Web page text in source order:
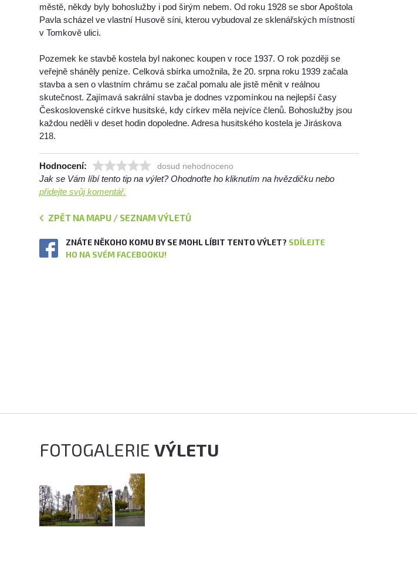
městě, někdy byly bohoslužby i pod širým nebem. Od roku 1928 se sbor Apoštola
Pavla scházel ve vlastní Husově síni, kterou vybudoval ze sklenářských místností
v Tomkově ulici.
Pozemek ke stavbě kostela byl nakonec koupen v roce 1937. O rok později se
veřejně sháněly peníze. Celková sbírka umožnila, že 20. srpna roku 1939 začala
stavba a sen o vlastním chrámu se začal pomalu ale jistě měnit v reálnou
skutečnost. Zajímavá sakrální stavba je dodnes vzpomínkou na nejlepší časy
Československé církve husitské, kdy církev měla nejvíce členů. Bohoslužby jsou
každou neděli v deset hodin dopoledne. Adresa husitského kostela je Jiráskova
218.
Hodnocení: dosud nehodnoceno
Jak se Vám líbí tento tip na výlet? Ohodnoťte ho kliknutím na hvězdičku nebo
přidejte svůj komentář.
ZPĚT NA MAPU / SEZNAM VÝLETŮ
ZNÁTE NĚKOHO KOMU BY SE MOHL LÍBIT TENTO VÝLET? SDÍLEJTE
HO NA SVÉM FACEBOOKU!
FOTOGALERIEVÝLETU